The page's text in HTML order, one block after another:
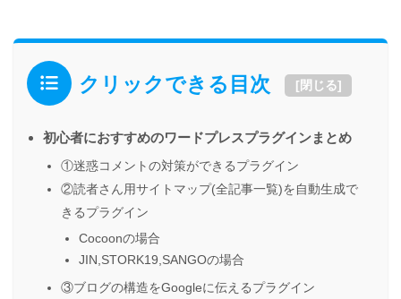
クリックできる目次 [閉じる]
初心者におすすめのワードプレスプラグインまとめ
①迷惑コメントの対策ができるプラグイン
②読者さん用サイトマップ(全記事一覧)を自動生成で
きるプラグイン
Cocoonの場合
JIN,STORK19,SANGOの場合
③ブログの構造をGoogleに伝えるプラグイン